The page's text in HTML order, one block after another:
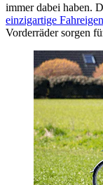
immer dabei haben.
einzigartige
Vorderräder sorgen